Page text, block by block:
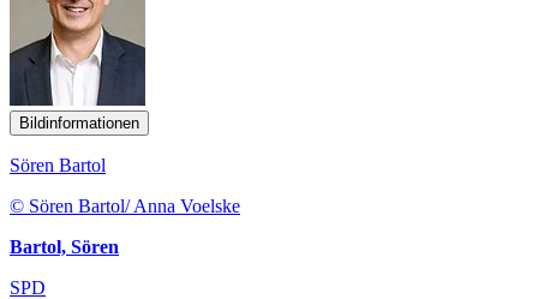
Bildinformationen
Sören Bartol
© Sören Bartol/ Anna Voelske
Bartol, Sören
SPD